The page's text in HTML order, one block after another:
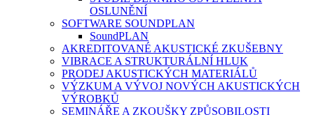
OSLUNĚNÍ
SOFTWARE SOUNDPLAN
SoundPLAN
AKREDITOVANÉ AKUSTICKÉ ZKUŠEBNY
VIBRACE A STRUKTURÁLNÍ HLUK
PRODEJ AKUSTICKÝCH MATERIÁLŮ
VÝZKUM A VÝVOJ NOVÝCH AKUSTICKÝCH
VÝROBKŮ
SEMINÁŘE A ZKOUŠKY ZPŮSOBILOSTI